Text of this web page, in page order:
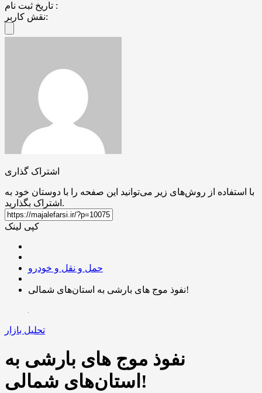
تاریخ ثبت نام :
نقش کاربر:
اشتراک گذاری
با استفاده از روش‌های زیر می‌توانید این صفحه را با دوستان خود به
اشتراک بگذارید.
کپی لینک
حمل و نقل و خودرو
نفوذ موج های بارشی به استان‌های شمالی!
تحلیل بازار
نفوذ موج های بارشی به
استان‌های شمالی!